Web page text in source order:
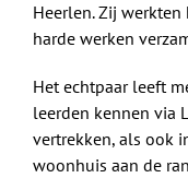
Heerlen. Zij
harde werken
Het echtpaar leeft
leerden kennen via
vertrekken, als ook
woonhuis aan de